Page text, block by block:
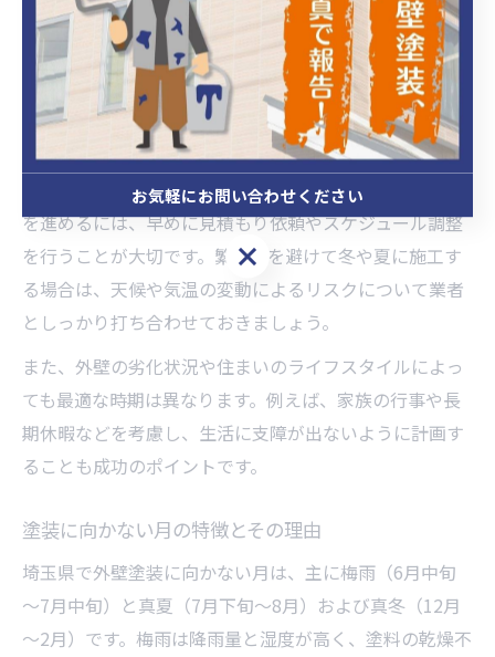
時期は気温が15～25度前後で推移し、湿度も比較的低い
ため、塗料の乾燥や仕上がりが良好となります。実際、
埼玉県の多くの施工業者がこのタイミングを推奨してい
ます。
ただし、春や秋は工事の需要が高まりやすく、業者の予
約が混み合う傾向があります。希望する時期に外壁塗装
を進めるには、早めに見積もり依頼やスケジュール調整
を行うことが大切です。繁忙期を避けて冬や夏に施工す
る場合は、天候や気温の変動によるリスクについて業者
としっかり打ち合わせておきましょう。
また、外壁の劣化状況や住まいのライフスタイルによっ
ても最適な時期は異なります。例えば、家族の行事や長
期休暇などを考慮し、生活に支障が出ないように計画す
ることも成功のポイントです。
塗装に向かない月の特徴とその理由
埼玉県で外壁塗装に向かない月は、主に梅雨（6月中旬
～7月中旬）と真夏（7月下旬～8月）および真冬（12月
～2月）です。梅雨は降雨量と湿度が高く、塗料の乾燥不
お気軽にお問い合わせください
お気軽にお問い合わせください